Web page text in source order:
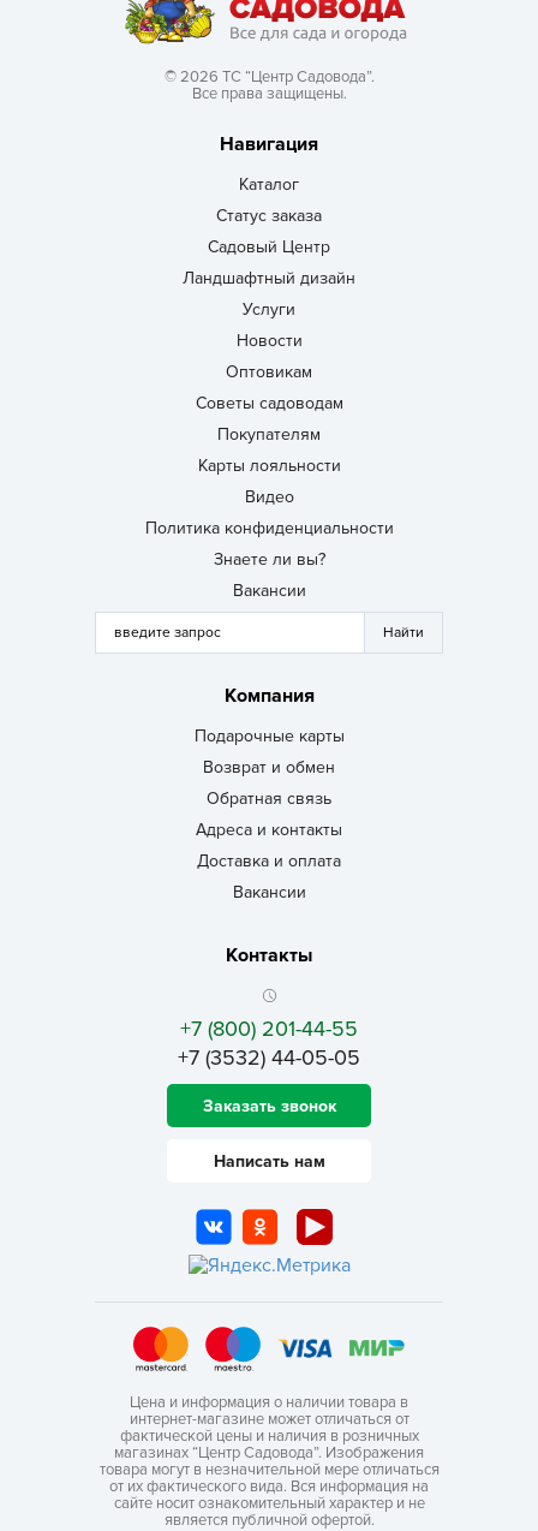
© 2026 ТС “Центр Садовода”.
Все права защищены.
Навигация
Каталог
Статус заказа
Садовый Центр
Ландшафтный дизайн
Услуги
Новости
Оптовикам
Советы садоводам
Покупателям
Карты лояльности
Видео
Политика конфиденциальности
Знаете ли вы?
Вакансии
Компания
Подарочные карты
Возврат и обмен
Обратная связь
Адреса и контакты
Доставка и оплата
Вакансии
Контакты
+7 (800) 201-44-55
+7 (3532) 44-05-05
Заказать звонок
Написать нам
Цена и информация о наличии товара в
интернет-магазине может отличаться от
фактической цены и наличия в розничных
магазинах “Центр Садовода”. Изображения
товара могут в незначительной мере отличаться
от их фактического вида. Вся информация на
сайте носит ознакомительный характер и не
является публичной офертой.